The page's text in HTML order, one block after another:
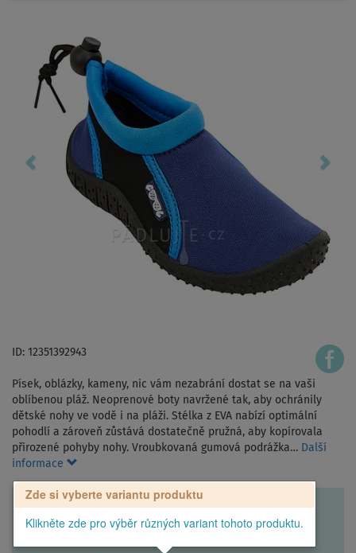
ID: 12351392943
Písek, oblázky, kameny, nic vám nezabrání dostat se na vaši
oblíbenou pláž. Neoprenové boty navržené tak, aby ochránily
dětské nohy ve vodě i na pláži. Stélka z EVA nabízí optimální
pohodlí a zároveň zůstává dostatečně pružná, aby kopírovala
přirozené pohyby nohy. Vroubkovaná gumová podrážka… Další
informace
Zde si vyberte variantu produktu
Klikněte zde pro výběr různých variant tohoto produktu.